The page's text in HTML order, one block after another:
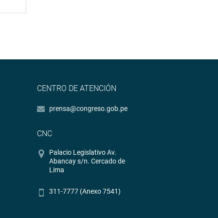
CENTRO DE ATENCIÓN
prensa@congreso.gob.pe
CNC
Palacio Legislativo Av.
Abancay s/n. Cercado de
Lima
311-7777 (Anexo 7541)